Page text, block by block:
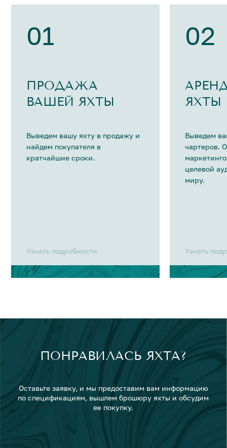
01
ПРОДАЖА
ВАШЕЙ ЯХТЫ
Выведем вашу яхту в продажу и
найдем покупателя в
кратчайшие сроки.
Узнать подробности
02
ЯХТЫ
Выведем
чартеров.
целевой
миру.
Узнать
ПОНРАВИЛАСЬ ЯХТА?
Оставьте заявку, и мы предоставим вам информацию
по спецификациям, вышлем брошюру яхты и обсудим
ее покупку.